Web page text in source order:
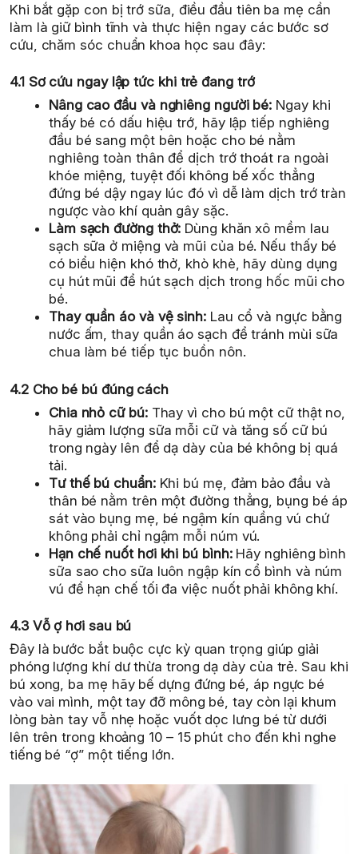
Khi bắt gặp con bị trớ sữa, điều đầu tiên ba mẹ cần
làm là giữ bình tĩnh và thực hiện ngay các bước sơ
cứu, chăm sóc chuẩn khoa học sau đây:
4.1 Sơ cứu ngay lập tức khi trẻ đang trớ
Nâng cao đầu và nghiêng người bé: Ngay khi
thấy bé có dấu hiệu trớ, hãy lập tiếp nghiêng
đầu bé sang một bên hoặc cho bé nằm
nghiêng toàn thân để dịch trớ thoát ra ngoài
khóe miệng, tuyệt đối không bế xốc thẳng
đứng bé dậy ngay lúc đó vì dễ làm dịch trớ tràn
ngược vào khí quản gây sặc.
Làm sạch đường thở: Dùng khăn xô mềm lau
sạch sữa ở miệng và mũi của bé. Nếu thấy bé
có biểu hiện khó thở, khò khè, hãy dùng dụng
cụ hút mũi để hút sạch dịch trong hốc mũi cho
bé.
Thay quần áo và vệ sinh:Lau cổ và ngực bằng
nước ấm, thay quần áo sạch để tránh mùi sữa
chua làm bé tiếp tục buồn nôn.
4.2 Cho bé bú đúng cách
Chia nhỏ cữ bú:Thay vì cho bú một cữ thật no,
hãy giảm lượng sữa mỗi cữ và tăng số cữ bú
trong ngày lên để dạ dày của bé không bị quá
tải.
Tư thế bú chuẩn:Khi bú mẹ, đảm bảo đầu và
thân bé nằm trên một đường thẳng, bụng bé áp
sát vào bụng mẹ, bé ngậm kín quầng vú chứ
không phải chỉ ngậm mỗi núm vú.
Hạn chế nuốt hơi khi bú bình:Hãy nghiêng bình
sữa sao cho sữa luôn ngập kín cổ bình và núm
vú để hạn chế tối đa việc nuốt phải không khí.
4.3 Vỗ ợ hơi sau bú
Đây là bước bắt buộc cực kỳ quan trọng giúp giải
phóng lượng khí dư thừa trong dạ dày của trẻ. Sau khi
bú xong, ba mẹ hãy bế dựng đứng bé, áp ngực bé
vào vai mình, một tay đỡ mông bé, tay còn lại khum
lòng bàn tay vỗ nhẹ hoặc vuốt dọc lưng bé từ dưới
lên trên trong khoảng 10 – 15 phút cho đến khi nghe
tiếng bé “ợ” một tiếng lớn.